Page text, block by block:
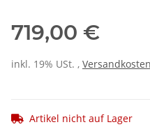
719,00 €
inkl. 19% USt. ,
Artikel nicht auf Lager